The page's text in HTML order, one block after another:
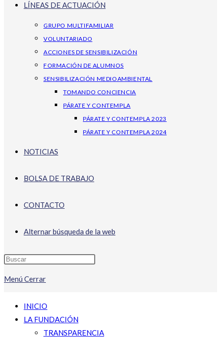
LÍNEAS DE ACTUACIÓN
GRUPO MULTIFAMILIAR
VOLUNTARIADO
ACCIONES DE SENSIBILIZACIÓN
FORMACIÓN DE ALUMNOS
SENSIBILIZACIÓN MEDIOAMBIENTAL
TOMANDO CONCIENCIA
PÁRATE Y CONTEMPLA
PÁRATE Y CONTEMPLA 2023
PÁRATE Y CONTEMPLA 2024
NOTICIAS
BOLSA DE TRABAJO
CONTACTO
Alternar búsqueda de la web
Menú Cerrar
INICIO
LA FUNDACIÓN
TRANSPARENCIA